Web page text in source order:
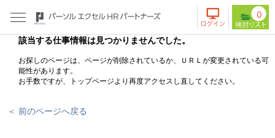
0
該当する仕事情報は見つかりませんでした。
お探しのページは、ページが削除されているか、ＵＲＬが変更されている可
能性があります。
お手数ですが、トップページより再度アクセスし直してください。
＜ 前のページへ戻る